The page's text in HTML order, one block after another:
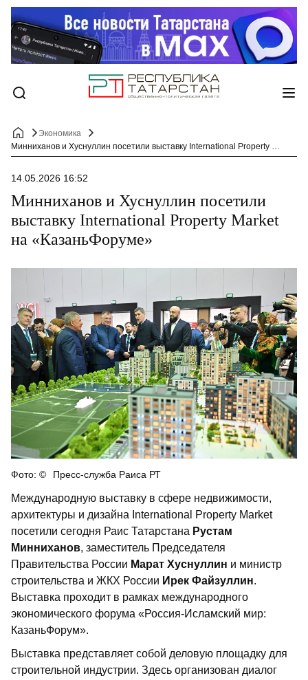
Экономика
Минниханов и Хуснуллин посетили выставку International Property Market на «КазаньФоруме»
14.05.2026 16:52
Минниханов и Хуснуллин посетили
выставку International Property Market
на «КазаньФоруме»
Пресс-служба Раиса РТ
Международную выставку в сфере недвижимости,
архитектуры и дизайна International Property Market
посетили сегодня Раис Татарстана Рустам
Минниханов, заместитель Председателя
Правительства России Марат Хуснуллин и министр
строительства и ЖКХ России Ирек Файзуллин.
Выставка проходит в рамках международного
экономического форума «Россия-Исламский мир:
КазаньФорум».
Выставка представляет собой деловую площадку для
строительной индустрии. Здесь организован диалог